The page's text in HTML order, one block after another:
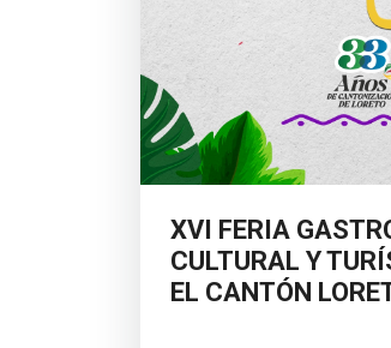
XVI FERIA
CULTURAL Y
EL CANTÓN